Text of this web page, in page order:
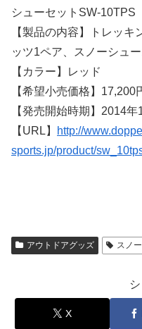
シューセットSW-10TPS
【製品の内容】トレッ
ッツ1ペア、スノーシュ
【カラー】レッド
【希望小売価格】17,200
【発売開始時期】2014年
【URL】
http://
sports.jp/product/
アウトドアグッズ スノ
X